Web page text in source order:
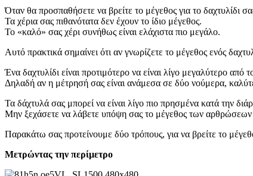
Όταν θα προσπαθήσετε να βρείτε το μέγεθος για το δαχτυλίδι
Τα χέρια σας πιθανότατα δεν έχουν το ίδιο μέγεθος.
Το «καλό» σας χέρι συνήθως είναι ελάχιστα πιο μεγάλο.
Αυτό πρακτικά σημαίνει ότι αν γνωρίζετε το μέγεθος ενός
Ένα δαχτυλίδι είναι προτιμότερο να είναι λίγο μεγαλύτερο από
Δηλαδή αν η μέτρησή σας είναι ανάμεσα σε δύο νούμερα,
Τα δάχτυλά σας μπορεί να είναι λίγο πιο πρησμένα κατά την
Μην ξεχάσετε να λάβετε υπόψη σας το μέγεθος των αρθρώσεων
Παρακάτω σας προτείνουμε δύο τρόπους, για να βρείτε το
Μετρώντας την περίμετρο